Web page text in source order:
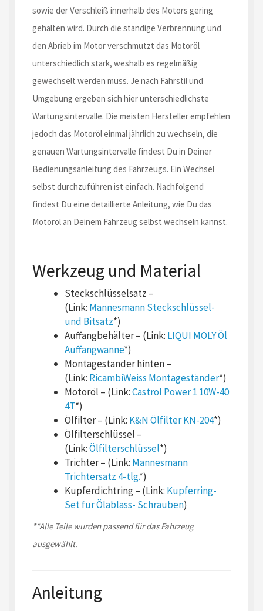
sowie der Verschleiß innerhalb des Motors gering
gehalten wird. Durch die ständige Verbrennung und
den Abrieb im Motor verschmutzt das Motoröl
unterschiedlich stark, weshalb es regelmäßig
gewechselt werden muss. Je nach Fahrstil und
Umgebung ergeben sich hier unterschiedlichste
Wartungsintervalle. Die meisten Hersteller empfehlen
jedoch das Motoröl einmal jährlich zu wechseln, die
genauen Wartungsintervalle findest Du in Deiner
Bedienungsanleitung des Fahrzeugs. Ein Wechsel
selbst durchzuführen ist einfach. Nachfolgend
findest Du eine detaillierte Anleitung, wie Du das
Motoröl an Deinem Fahrzeug selbst wechseln kannst.
Werkzeug und Material
Steckschlüsselsatz –
(Link: Mannesmann Steckschlüssel-
und Bitsatz*)
Auffangbehälter – (Link: LIQUI MOLY Öl
Auffangwanne*)
Montageständer hinten –
(Link: RicambiWeiss Montageständer*)
Motoröl – (Link:Castrol Power 1 10W-40
4T*)
Ölfilter – (Link: K&N Ölfilter KN-204*)
Ölfilterschlüssel –
(Link:Ölfilterschlüssel*)
Trichter – (Link: Mannesmann
Trichtersatz 4-tlg.*)
Kupferdichtring – (Link: Kupferring-
Set für Ölablass- Schrauben)
**Alle Teile wurden passend für das Fahrzeug
ausgewählt.
Anleitung